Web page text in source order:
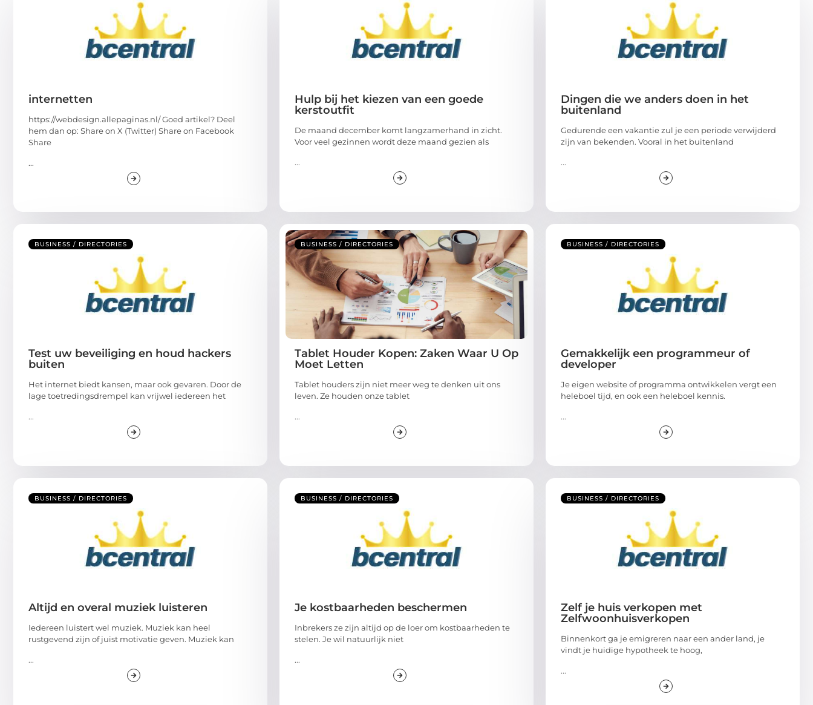
internetten
https://webdesign.allepaginas.nl/ Goed artikel? Deel
hem dan op: Share on X (Twitter) Share on Facebook
Share
...
Hulp bij het kiezen van een goede
kerstoutfit
De maand december komt langzamerhand in zicht.
Voor veel gezinnen wordt deze maand gezien als
...
Dingen die we anders doen in het
buitenland
Gedurende een vakantie zul je een periode verwijderd
zijn van bekenden. Vooral in het buitenland
...
BUSINESS / DIRECTORIES
Test uw beveiliging en houd hackers
buiten
Het internet biedt kansen, maar ook gevaren. Door de
lage toetredingsdrempel kan vrijwel iedereen het
...
BUSINESS / DIRECTORIES
Tablet Houder Kopen: Zaken Waar U Op
Moet Letten
Tablet houders zijn niet meer weg te denken uit ons
leven. Ze houden onze tablet
...
BUSINESS / DIRECTORIES
Gemakkelijk een programmeur of
developer
Je eigen website of programma ontwikkelen vergt een
heleboel tijd, en ook een heleboel kennis.
...
BUSINESS / DIRECTORIES
Altijd en overal muziek luisteren
Iedereen luistert wel muziek. Muziek kan heel
rustgevend zijn of juist motivatie geven. Muziek kan
...
BUSINESS / DIRECTORIES
Je kostbaarheden beschermen
Inbrekers ze zijn altijd op de loer om kostbaarheden te
stelen. Je wil natuurlijk niet
...
BUSINESS / DIRECTORIES
Zelf je huis verkopen met
Zelfwoonhuisverkopen
Binnenkort ga je emigreren naar een ander land, je
vindt je huidige hypotheek te hoog,
...